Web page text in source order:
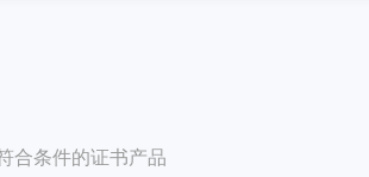
合条件的证书产品